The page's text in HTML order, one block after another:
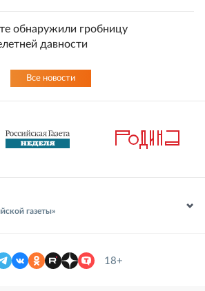
обнаружили гробницу
давности
Все новости
газеты»
18+